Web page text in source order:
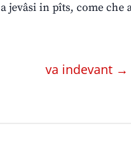
in pîts, come che
va indevant →